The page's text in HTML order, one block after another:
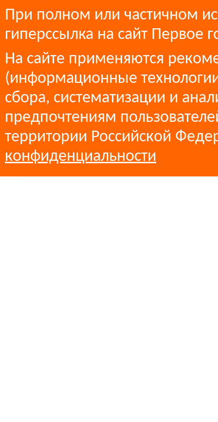
При полном или частичном
гиперссылка на сайт Первое
На сайте применяются
(информационные
сбора, систематизации и
предпочтениям
территории Российской
конфиденциальности